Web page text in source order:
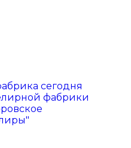
сегодня
фабрики